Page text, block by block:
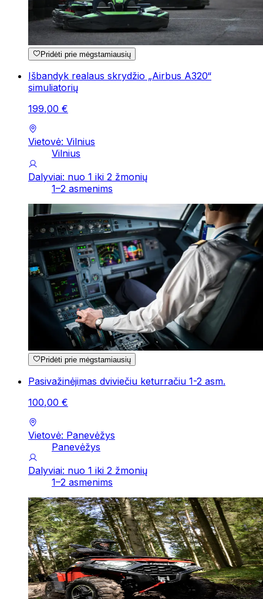
Pridėti prie mėgstamiausių
Išbandyk realaus skrydžio „Airbus A320“
simuliatorių
199,00 €
Vietovė: Vilnius
Vilnius
Dalyviai: nuo 1 iki 2 žmonių
1–2 asmenims
Pridėti prie mėgstamiausių
Pasivažinėjimas dviviečiu keturračiu 1-2 asm.
100,00 €
Vietovė: Panevėžys
Panevėžys
Dalyviai: nuo 1 iki 2 žmonių
1–2 asmenims